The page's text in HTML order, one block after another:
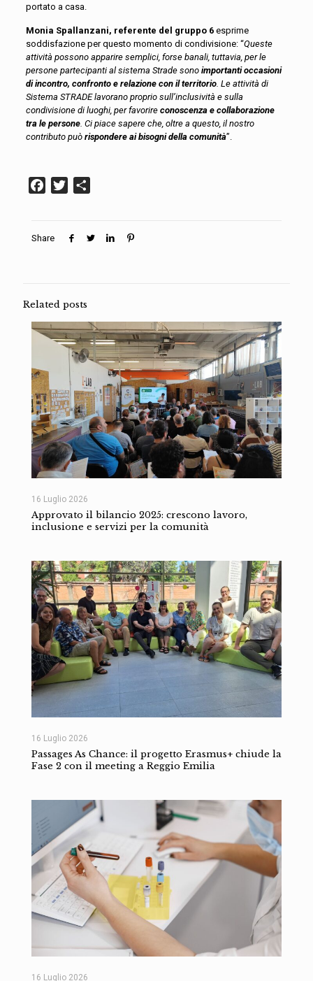
portato a casa.
Monia Spallanzani, referente del gruppo 6 esprime
soddisfazione per questo momento di condivisione: “Queste
attività possono apparire semplici, forse banali, tuttavia, per le
persone partecipanti al sistema Strade sono importanti occasioni
di incontro, confronto e relazione con il territorio. Le attività di
Sistema STRADE lavorano proprio sull’inclusività e sulla
condivisione di luoghi, per favorire conoscenza e collaborazione
tra le persone. Ci piace sapere che, oltre a questo, il nostro
contributo può rispondere ai bisogni della comunità”.
Facebook
Twitter
Share
Related posts
16 Luglio 2026
Approvato il bilancio 2025: crescono lavoro,
inclusione e servizi per la comunità
16 Luglio 2026
Passages As Chance: il progetto Erasmus+ chiude la
Fase 2 con il meeting a Reggio Emilia
16 Luglio 2026